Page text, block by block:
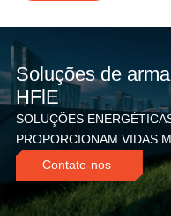
Soluções de
HFlE
SOLUÇÕES
PROPORCIONAM VIDAS
Contate-nos